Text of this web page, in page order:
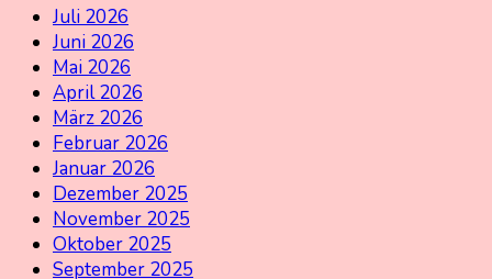
Juli 2026
Juni 2026
Mai 2026
April 2026
März 2026
Februar 2026
Januar 2026
Dezember 2025
November 2025
Oktober 2025
September 2025